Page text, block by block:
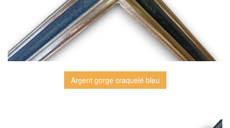
Argent gorge craquelé bleu